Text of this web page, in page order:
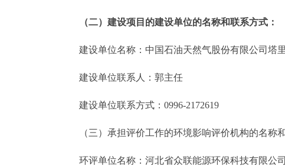
（二）建设项目的建设单位的名称和联系方式 ：
建设单位名称： 中国石油天然气股份有限公司塔
建设单位联系人： 郭主任
建设单位联系方式： 0996-2172619
（三）承担评价工作的环境影响评价机构的名称
环评单位名称：河北省众联能源环保科技有限公司